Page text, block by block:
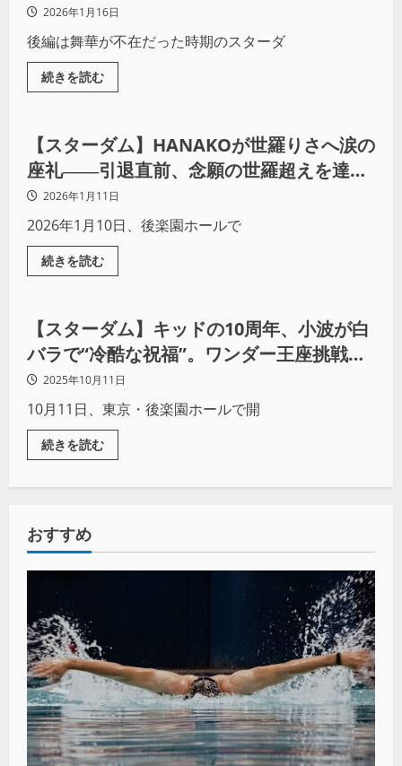
2026年1月16日
後編は舞華が不在だった時期のスターダ
続きを読む
プロレス
【スターダム】HANAKOが世羅りさへ涙の
座礼――引退直前、念願の世羅超えを達
成！2026年1月11日
2026年1月10日、後楽園ホールで
続きを読む
プロレス
【スターダム】キッドの10周年、小波が白
バラで“冷酷な祝福”。ワンダー王座挑戦を
強行！
2025年10月11日
10月11日、東京・後楽園ホールで開
続きを読む
おすすめ